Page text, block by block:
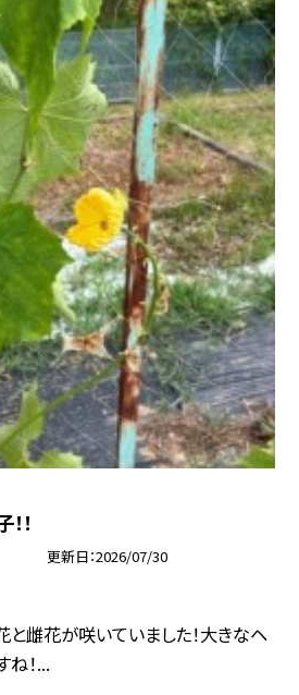
！
更新日 2026/07/30
と雌花が咲いていました！大きなヘ
ね！...